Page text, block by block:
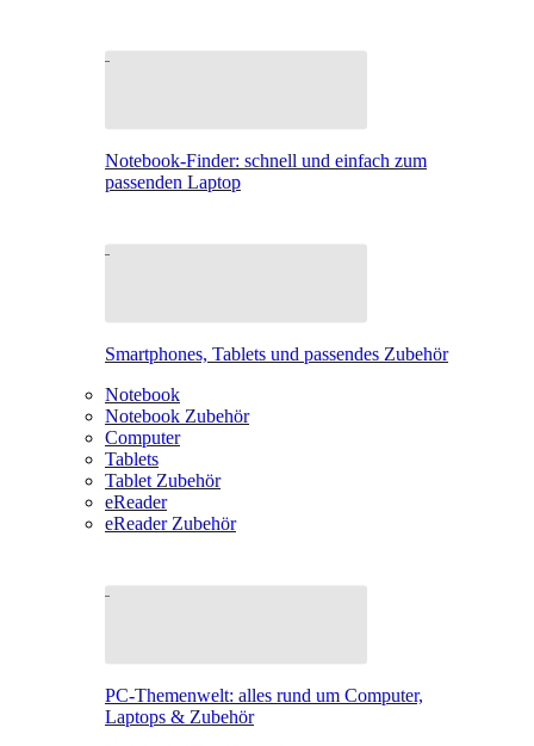
Notebook-Finder: schnell und einfach zum
passenden Laptop
Smartphones, Tablets und passendes Zubehör
Notebook
Notebook Zubehör
Computer
Tablets
Tablet Zubehör
eReader
eReader Zubehör
PC-Themenwelt: alles rund um Computer,
Laptops & Zubehör